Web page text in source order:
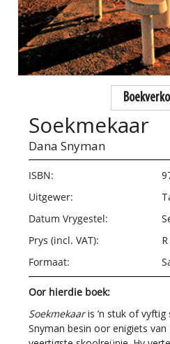
Soekmekaar
Dana Snyman
ISBN:
Uitgewer:
Datum Vrygestel:
Prys (incl. VAT):
Formaat:
Oor hierdie boek:
Soekmekaaris ’n stuk of vyftig
Snyman besin oor enigiets